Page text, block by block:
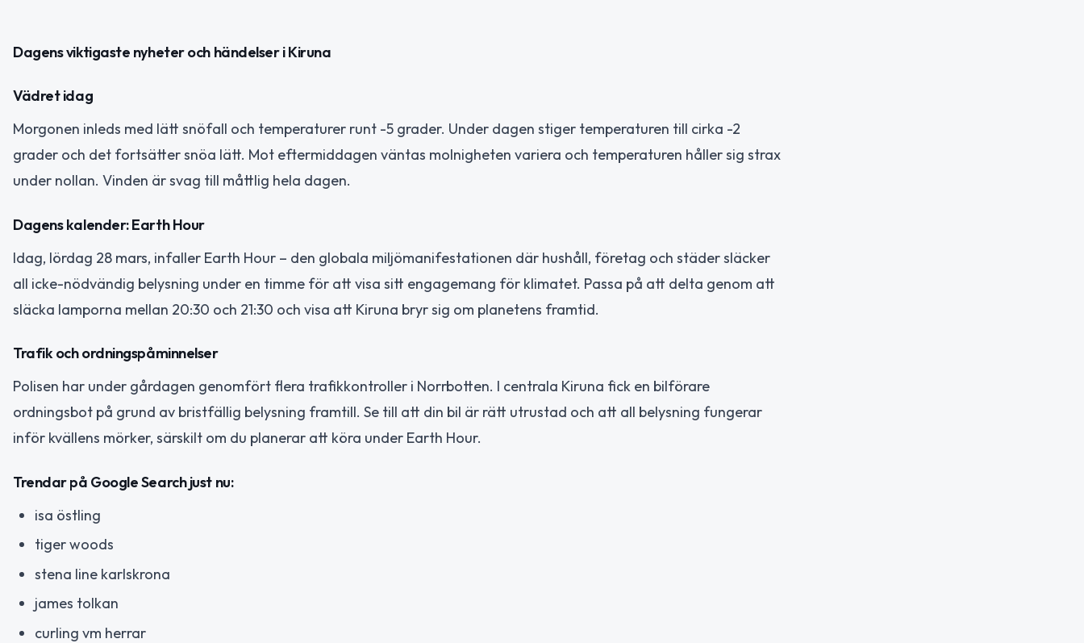
Dagens viktigaste nyheter och händelser i Kiruna
Vädret idag
Morgonen inleds med lätt snöfall och temperaturer runt -5 grader. Under dagen stiger temperaturen till cirka -2
grader och det fortsätter snöa lätt. Mot eftermiddagen väntas molnigheten variera och temperaturen håller sig strax
under nollan. Vinden är svag till måttlig hela dagen.
Dagens kalender: Earth Hour
Idag, lördag 28 mars, infaller Earth Hour – den globala miljömanifestationen där hushåll, företag och städer släcker
all icke-nödvändig belysning under en timme för att visa sitt engagemang för klimatet. Passa på att delta genom att
släcka lamporna mellan 20:30 och 21:30 och visa att Kiruna bryr sig om planetens framtid.
Trafik och ordningspåminnelser
Polisen har under gårdagen genomfört flera trafikkontroller i Norrbotten. I centrala Kiruna fick en bilförare
ordningsbot på grund av bristfällig belysning framtill. Se till att din bil är rätt utrustad och att all belysning fungerar
inför kvällens mörker, särskilt om du planerar att köra under Earth Hour.
Trendar på Google Search just nu:
isa östling
tiger woods
stena line karlskrona
james tolkan
curling vm herrar